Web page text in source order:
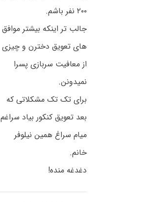
۲۰۰ نفر باشم.
جالب تر اینکه بیشتر موافق
های تعویق دخترن و چیزی
از معافیت سربازی پسرا
نمیدونن.
برای تک تک مشکلاتی که
بعد تعویق کنکور بیاد سراغم
میام سراغ همین نیلوفر
خانم.
دغدغه منده!